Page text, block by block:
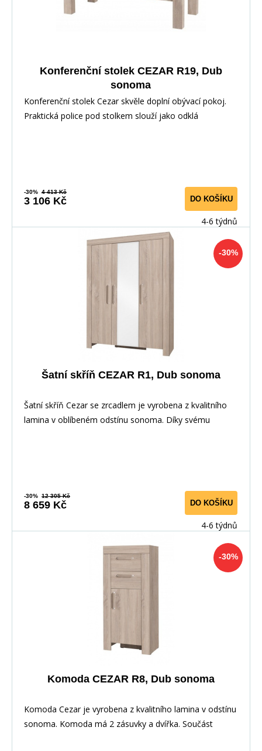
Konferenční stolek CEZAR R19, Dub
sonoma
Konferenční stolek Cezar skvěle doplní obývací pokoj.
Praktická police pod stolkem slouží jako odklá
-30% 4 413 Kč
3 106 Kč DO KOŠÍKU
4-6 týdnů
-30%
Šatní skříň CEZAR R1, Dub sonoma
Šatní skříň Cezar se zrcadlem je vyrobena z kvalitního
lamina v oblíbeném odstínu sonoma. Díky svému
-30% 12 305 Kč
8 659 Kč DO KOŠÍKU
4-6 týdnů
-30%
Komoda CEZAR R8, Dub sonoma
Komoda Cezar je vyrobena z kvalitního lamina v odstínu
sonoma. Komoda má 2 zásuvky a dvířka. Součást